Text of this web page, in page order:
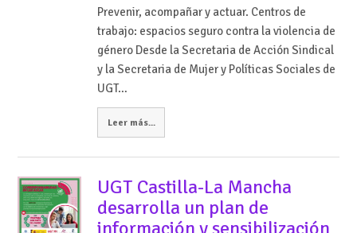
Prevenir, acompañar y actuar. Centros de
trabajo: espacios seguro contra la violencia de
género Desde la Secretaria de Acción Sindical
y la Secretaria de Mujer y Políticas Sociales de
UGT…
Leer más...
UGT Castilla-La Mancha
desarrolla un plan de